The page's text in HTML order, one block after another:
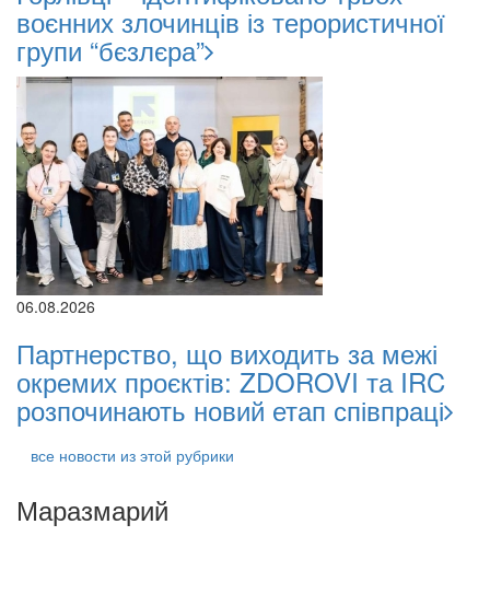
воєнних злочинців із терористичної
групи “бєзлєра”
06.08.2026
Партнерство, що виходить за межі
окремих проєктів: ZDOROVI та IRC
розпочинають новий етап співпраці
все новости из этой рубрики
Маразмарий